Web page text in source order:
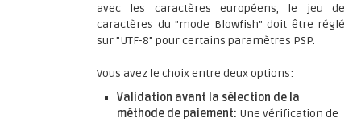
avec les caractères européens, le jeu de
caractères du "mode Blowfish" doit être réglé
sur "UTF-8" pour certains paramètres PSP.
Vous avez le choix entre deux options:
Validation avant la sélection de la
méthode de paiement: Une vérification de